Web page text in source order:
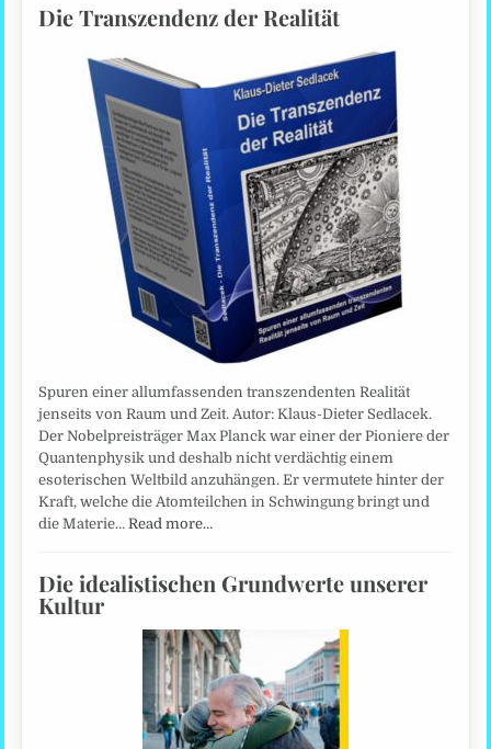
Die Transzendenz der Realität
Spuren einer allumfassenden transzendenten Realität
jenseits von Raum und Zeit. Autor: Klaus-Dieter Sedlacek.
Der Nobelpreisträger Max Planck war einer der Pioniere der
Quantenphysik und deshalb nicht verdächtig einem
esoterischen Weltbild anzuhängen. Er vermutete hinter der
Kraft, welche die Atomteilchen in Schwingung bringt und
die Materie…Read more…
Die idealistischen Grundwerte unserer
Kultur